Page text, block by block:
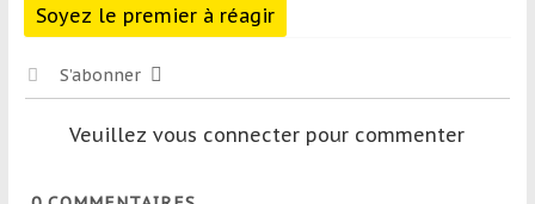
Soyez le premier à réagir
S’abonner
Veuillez vous connecter pour commenter